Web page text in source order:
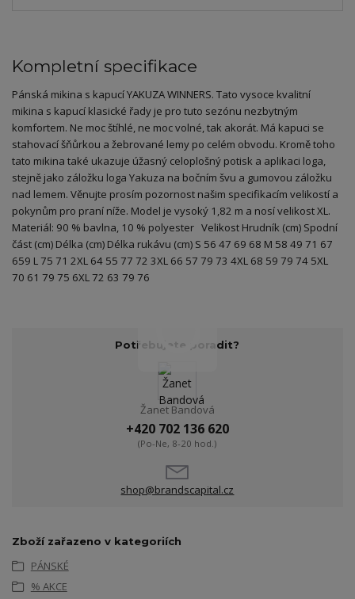
Kompletní specifikace
Pánská mikina s kapucí YAKUZA WINNERS. Tato vysoce kvalitní
mikina s kapucí klasické řady je pro tuto sezónu nezbytným
komfortem. Ne moc štíhlé, ne moc volné, tak akorát. Má kapuci se
stahovací šňůrkou a žebrované lemy po celém obvodu. Kromě toho
tato mikina také ukazuje úžasný celoplošný potisk a aplikaci loga,
stejně jako záložku loga Yakuza na bočním švu a gumovou záložku
nad lemem. Věnujte prosím pozornost našim specifikacím velikostí a
pokynům pro praní níže. Model je vysoký 1,82 m a nosí velikost XL.
Materiál: 90 % bavlna, 10 % polyester Velikost Hrudník (cm) Spodní
část (cm) Délka (cm) Délka rukávu (cm) S 56 47 69 68 M 58 49 71 67
659 L 75 71 2XL 64 55 77 72 3XL 66 57 79 73 4XL 68 59 79 74 5XL
70 61 79 75 6XL 72 63 79 76
Potřebujete poradit?
Žanet Bandová
+420 702 136 620
(Po-Ne, 8-20 hod.)
shop@brandscapital.cz
Zboží zařazeno v kategoriích
PÁNSKÉ
% AKCE